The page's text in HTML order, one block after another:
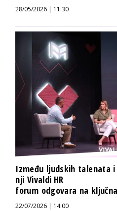
28/05/2026 | 11:30
Između ljudskih talenata
nji Vivaldi HR
forum odgovara na
22/07/2026 | 14:00